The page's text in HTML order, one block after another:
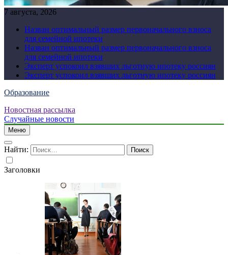
7 августа, 2026
Назван оптимальный размер первоначального взноса
для семейной ипотеки
Назван оптимальный размер первоначального взноса
для семейной ипотеки
Эксперт успокоил взявших льготную ипотеку россиян
Эксперт успокоил взявших льготную ипотеку россиян
Образование
Новостная рассылка
Случайные новости
Меню
Найти:
Заголовки